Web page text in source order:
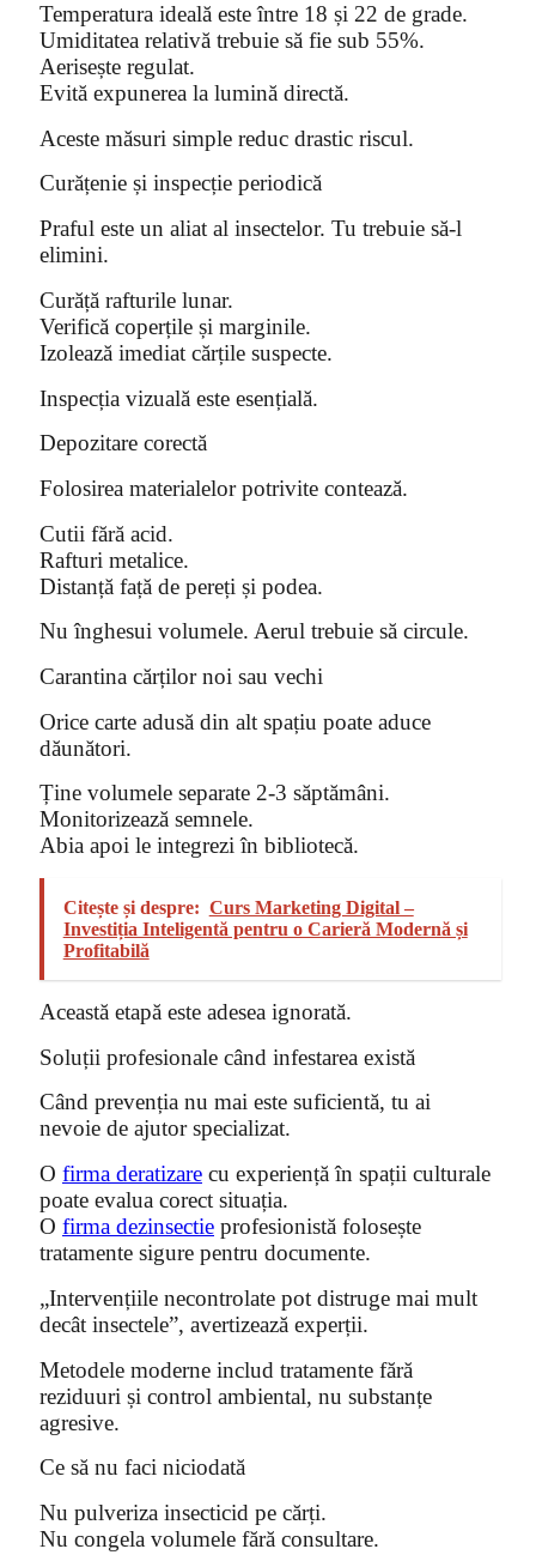
Temperatura ideală este între 18 și 22 de grade.
Umiditatea relativă trebuie să fie sub 55%.
Aerisește regulat.
Evită expunerea la lumină directă.
Aceste măsuri simple reduc drastic riscul.
Curățenie și inspecție periodică
Praful este un aliat al insectelor. Tu trebuie să-l
elimini.
Curăță rafturile lunar.
Verifică coperțile și marginile.
Izolează imediat cărțile suspecte.
Inspecția vizuală este esențială.
Depozitare corectă
Folosirea materialelor potrivite contează.
Cutii fără acid.
Rafturi metalice.
Distanță față de pereți și podea.
Nu înghesui volumele. Aerul trebuie să circule.
Carantina cărților noi sau vechi
Orice carte adusă din alt spațiu poate aduce
dăunători.
Ține volumele separate 2-3 săptămâni.
Monitorizează semnele.
Abia apoi le integrezi în bibliotecă.
Citește și despre: Curs Marketing Digital –
Investiția Inteligentă pentru o Carieră Modernă și
Profitabilă
Această etapă este adesea ignorată.
Soluții profesionale când infestarea există
Când prevenția nu mai este suficientă, tu ai
nevoie de ajutor specializat.
O firma deratizare cu experiență în spații culturale
poate evalua corect situația.
O firma dezinsectie profesionistă folosește
tratamente sigure pentru documente.
„Intervențiile necontrolate pot distruge mai mult
decât insectele”, avertizează experții.
Metodele moderne includ tratamente fără
reziduuri și control ambiental, nu substanțe
agresive.
Ce să nu faci niciodată
Nu pulveriza insecticid pe cărți.
Nu congela volumele fără consultare.